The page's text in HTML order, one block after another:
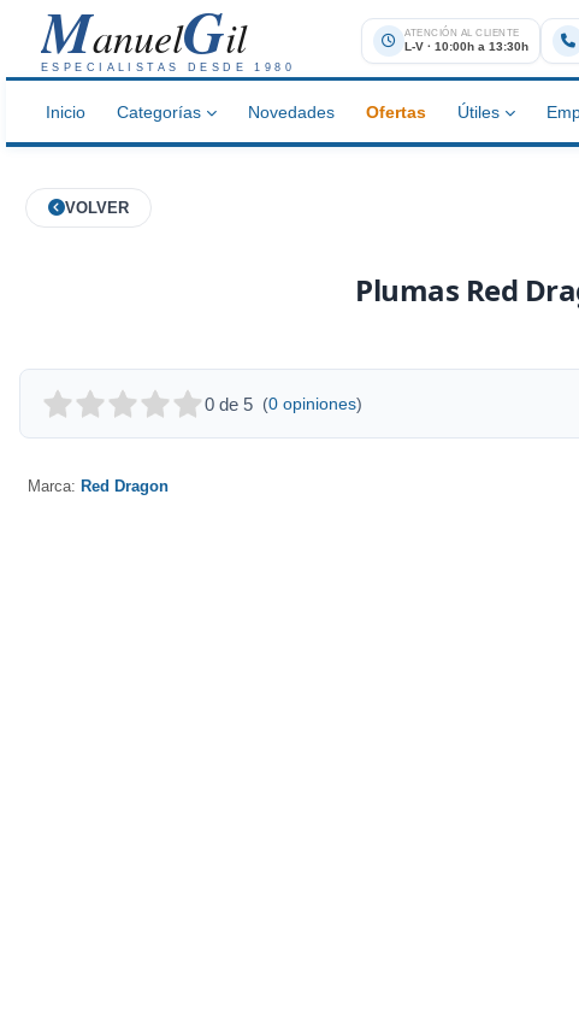
ManuelGil
ESPECIALISTAS DESDE 1980
ATENCIÓN AL CLIENTE
L-V · 10:00h a 13:30h
Inicio Categorías Novedades Ofertas Útiles
VOLVER
0 de 5 (0 opiniones)
Plumas Red
Marca: Red Dragon